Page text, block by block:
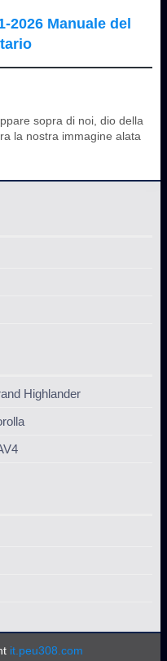
2026 Manuale del
sopra di noi, dio della
la nostra immagine alata
Highlander
it.peu308.com